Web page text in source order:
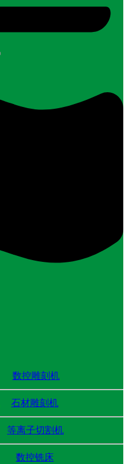
数控雕刻机
石材雕刻机
等离子切割机
数控铣床